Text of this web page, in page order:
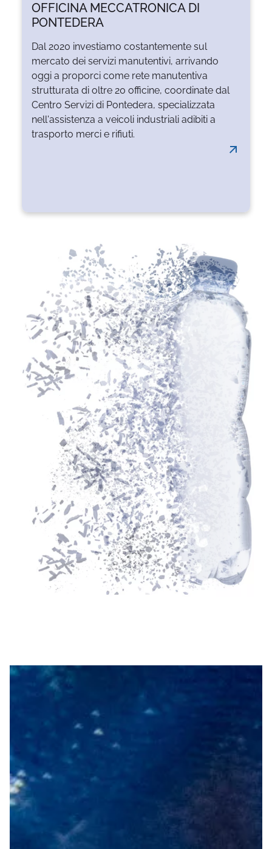
OFFICINA MECCATRONICA DI
PONTEDERA
Dal 2020 investiamo costantemente sul
mercato dei servizi manutentivi, arrivando
oggi a proporci come rete manutentiva
strutturata di oltre 20 officine, coordinate dal
Centro Servizi di Pontedera, specializzata
nell'assistenza a veicoli industriali adibiti a
trasporto merci e rifiuti.
Da una difficoltà del mercato una nuova
opportunità di business tramutata in 3
anni in un caso di successo.Un percorso
che in tre step ha portato l’officina a ...
LEGGI TUTTO